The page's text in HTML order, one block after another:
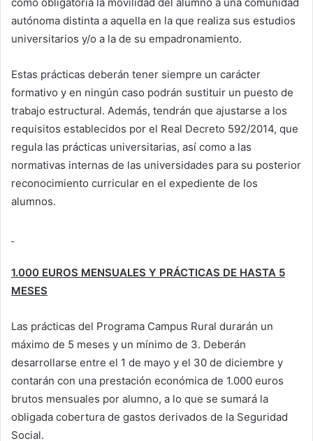
como obligatoria la movilidad del alumno a una comunidad
autónoma distinta a aquella en la que realiza sus estudios
universitarios y/o a la de su empadronamiento.
Estas prácticas deberán tener siempre un carácter
formativo y en ningún caso podrán sustituir un puesto de
trabajo estructural. Además, tendrán que ajustarse a los
requisitos establecidos por el Real Decreto 592/2014, que
regula las prácticas universitarias, así como a las
normativas internas de las universidades para su posterior
reconocimiento curricular en el expediente de los
alumnos.
1.000 EUROS MENSUALES Y PRÁCTICAS DE HASTA 5
MESES
Las prácticas del Programa Campus Rural durarán un
máximo de 5 meses y un mínimo de 3. Deberán
desarrollarse entre el 1 de mayo y el 30 de diciembre y
contarán con una prestación económica de 1.000 euros
brutos mensuales por alumno, a lo que se sumará la
obligada cobertura de gastos derivados de la Seguridad
Social.